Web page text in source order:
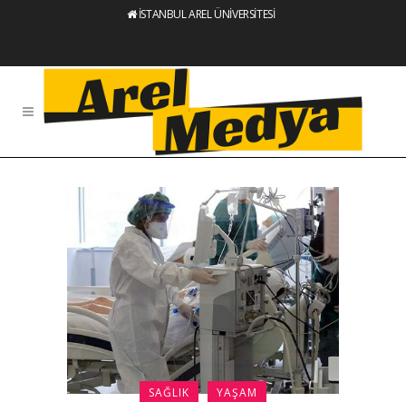
İSTANBUL AREL ÜNİVERSİTESİ
SAĞLIK YAŞAM